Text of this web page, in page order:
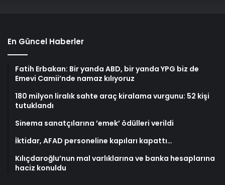
En Güncel Haberler
Fatih Erbakan: Bir yanda ABD, bir yanda YPG biz de
Emevi Camii’nde namaz kılıyoruz
180 milyon liralık sahte araç kiralama vurgunu: 52 kişi
tutuklandı
Sinema sanatçılarına ’emek’ ödülleri verildi
İktidar, AFAD personeline kapıları kapattı…
Kılıçdaroğlu’nun mal varlıklarına ve banka hesaplarına
haciz konuldu